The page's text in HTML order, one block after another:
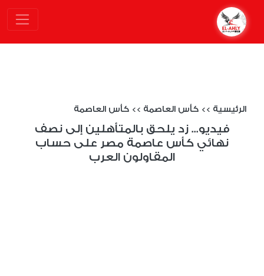
الرئيسية >> كأس العاصمة >> كأس العاصمة
فيديو... زد يلحق بالمتأهلين إلى نصف
نهائي كأس عاصمة مصر على حساب
المقاولون العرب